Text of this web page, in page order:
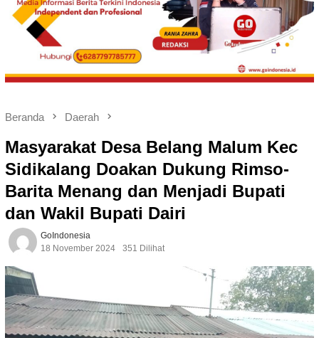
Beranda Daerah
Masyarakat Desa Belang Malum Kec
Sidikalang Doakan Dukung Rimso-
Barita Menang dan Menjadi Bupati
dan Wakil Bupati Dairi
GoIndonesia
18 November 2024
351 Dilihat